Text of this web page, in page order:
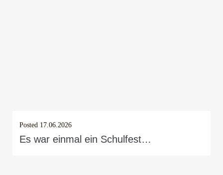
Posted 17.06.2026
Es war einmal ein Schulfest…